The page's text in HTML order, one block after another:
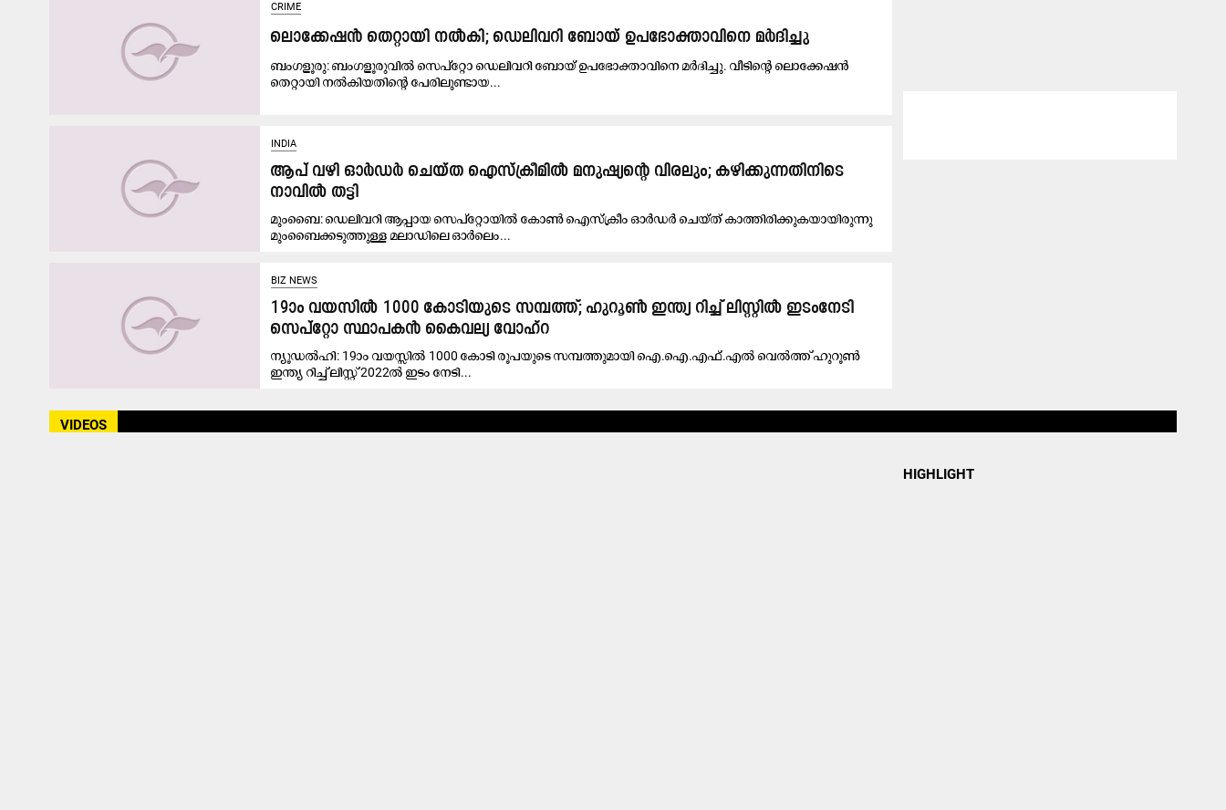
CRIME
ലൊക്കേഷൻ തെറ്റായി നൽകി; ഡെലിവറി ബോയ് ഉപഭോക്താവിനെ മർദിച്ചു
ബംഗളൂരു: ബംഗളൂരുവിൽ സെപ്റ്റോ ഡെലിവറി ബോയ് ഉപഭോക്താവിനെ മർദിച്ചു. വീടിന്‍റെ ലൊക്കേഷൻ
തെറ്റായി നൽകിയതിന്‍റെ പേരിലുണ്ടായ...
INDIA
ആപ് വഴി ഓർഡർ ചെയ്ത ഐസ്ക്രീമിൽ മനുഷ്യന്റെ വിരലും; കഴിക്കുന്നതിനിടെ
നാവിൽ തട്ടി
മുംബൈ: ഡെലിവറി ആപ്പായ സെപ്‌റ്റോയിൽ കോൺ ഐസ്‌ക്രീം ഓർഡർ ചെയ്ത് കാത്തിരിക്കുകയായിരുന്നു
മുംബൈക്കടുത്തുള്ള മലാഡിലെ ഓർലെം...
BIZ NEWS
19ാം വയസിൽ 1000 കോടിയുടെ സമ്പത്ത്; ഹുറൂൺ ഇന്ത്യ റിച്ച് ലിസ്റ്റിൽ ഇടംനേടി
സെപ്റ്റോ സ്ഥാപകൻ കൈവല്യ വോഹ്റ
ന്യൂഡൽഹി: 19ാം വയസ്സിൽ 1000 കോടി രൂപയുടെ സമ്പത്തുമായി ഐ.ഐ.എഫ്.എൽ വെൽത്ത് ഹുറൂൺ
ഇന്ത്യ റിച്ച് ലിസ്റ്റ് 2022ൽ ഇടം നേടി...
VIDEOS
HIGHLIGHT